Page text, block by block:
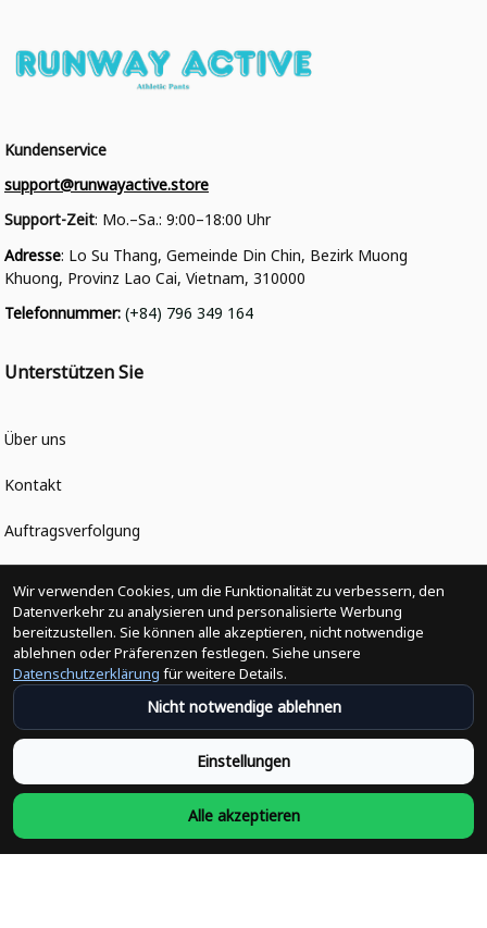
Kundenservice
support@runwayactive.store
Support-Zeit: Mo.–Sa.: 9:00–18:00 Uhr
Adresse: Lo Su Thang, Gemeinde Din Chin, Bezirk Muong
Khuong, Provinz Lao Cai, Vietnam, 310000
Telefonnummer: (+84) 796 349 164
Unterstützen Sie
Über uns
Kontakt
Auftragsverfolgung
Politiken
Änderungen der Bestellung
Versandpolitik
Rückerstattungsrichtlinie
Rückgabepolitik
Datenschutzpolitik
Wir verwenden Cookies, um die Funktionalität zu verbessern, den
Datenverkehr zu analysieren und personalisierte Werbung
bereitzustellen. Sie können alle akzeptieren, nicht notwendige
ablehnen oder Präferenzen festlegen. Siehe unsere
Datenschutzerklärung für weitere Details.
Nicht notwendige ablehnen
Einstellungen
Alle akzeptieren